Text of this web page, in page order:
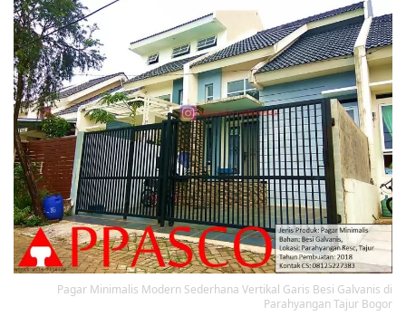
Pagar Minimalis Modern Sederhana Vertikal Garis Besi Galvanis di
Parahyangan Tajur Bogor